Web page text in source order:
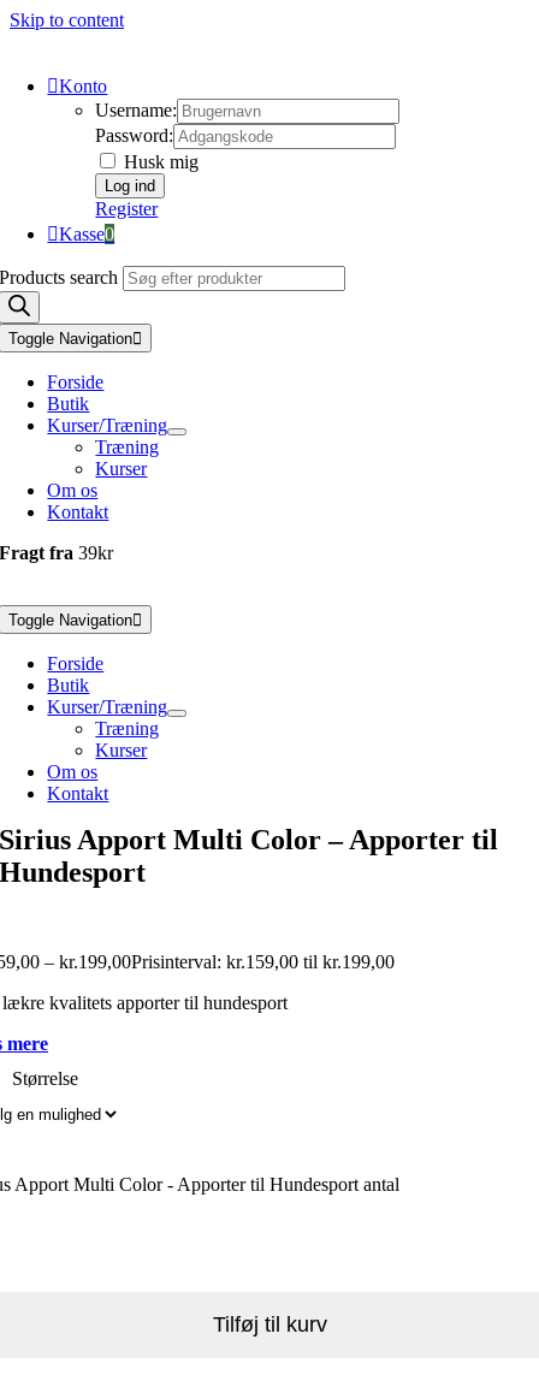
Skip to content
Konto
Username:
Password:
Husk mig
Register
Kasse0
Products search
Toggle Navigation
Forside
Butik
Kurser/Træning
Træning
Kurser
Om os
Kontakt
Fragt fra39kr
Toggle Navigation
Forside
Butik
Kurser/Træning
Træning
Kurser
Om os
Kontakt
Sirius Apport Multi Color – Apporter til
Hundesport
– kr.199,00Prisinterval: kr.159,00 til kr.199,00
kvalitets apporter til hundesport
mere
Størrelse
Apport Multi Color - Apporter til Hundesport antal
Tilføj til kurv